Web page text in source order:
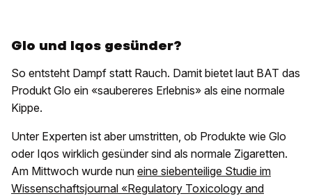
Glo und Iqos gesünder?
So entsteht Dampf statt Rauch. Damit bietet laut BAT das
Produkt Glo ein «saubereres Erlebnis» als eine normale
Kippe.
Unter Experten ist aber umstritten, ob Produkte wie Glo
oder Iqos wirklich gesünder sind als normale Zigaretten.
Am Mittwoch wurde nun eine siebenteilige Studie im
Wissenschaftsjournal «Regulatory Toxicology and